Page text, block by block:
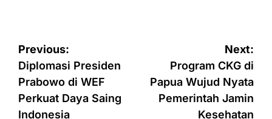
Post
navigation
Previous:
Diplomasi Presiden
Prabowo di WEF
Perkuat Daya Saing
Indonesia
Next:
Program CKG di
Papua Wujud Nyata
Pemerintah Jamin
Kesehatan